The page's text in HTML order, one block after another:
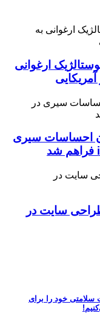
۲۰۲۷ با رنگ نوستالژیک ارغوانی
احساسات سیری
سایت در
سلامتی خود را برای